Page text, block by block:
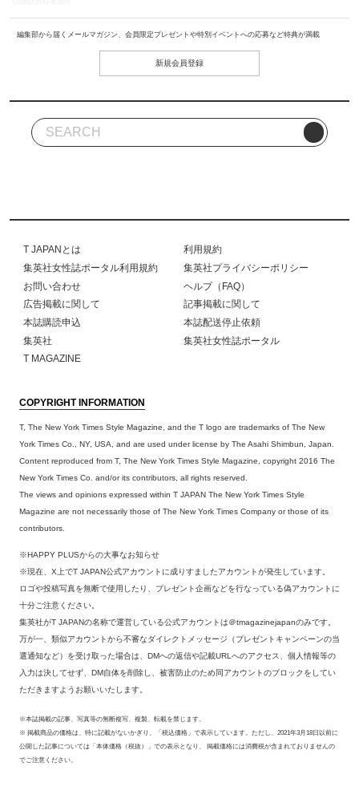
編集部から届くメールマガジン、会員限定プレゼントや特別イベントへの応募など特典が満載
新規会員登録
T JAPANとは
利用規約
集英社女性誌ポータル利用規約
集英社プライバシーポリシー
お問い合わせ
ヘルプ（FAQ）
広告掲載に関して
記事掲載に関して
本誌購読申込
本誌配送停止依頼
集英社
集英社女性誌ポータル
T MAGAZINE
COPYRIGHT INFORMATION
T, The New York Times Style Magazine, and the T logo are trademarks of The New
York Times Co., NY, USA, and are used under license by The Asahi Shimbun, Japan.
Content reproduced from T, The New York Times Style Magazine, copyright 2016 The
New York Times Co. and/or its contributors, all rights reserved.
The views and opinions expressed within T JAPAN The New York Times Style
Magazine are not necessarily those of The New York Times Company or those of its
contributors.
※HAPPY PLUSからの大事なお知らせ
※現在、X上でT JAPAN公式アカウントに成りすましたアカウントが発生しています。
ロゴや投稿写真を無断で使用したり、プレゼント企画などを行なっている偽アカウントに
十分ご注意ください。
集英社がT JAPANの名称で運営している公式アカウントは＠tmagazinejapanのみです。
万が一、類似アカウントから不審なダイレクトメッセージ（プレゼントキャンペーンの当
選通知など）を受け取った場合は、DMへの返信や記載URLへのアクセス、個人情報等の
入力は決してせず、DM自体を削除し、被害防止のため同アカウントのブロックをしてい
ただきますようお願いいたします。
※本誌掲載の記事、写真等の無断複写、複製、転載を禁じます。
※ 掲載商品の価格は、特に記載がないかぎり、「税込価格」で表示しています。ただし、2021年3月18日以前に
公開した記事については「本体価格（税抜）」での表示となり、 掲載価格には消費税が含まれておりませんの
でご注意ください。